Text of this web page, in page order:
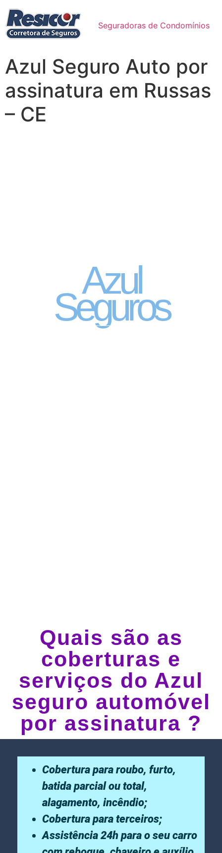
Seguradoras de Condomínios
Azul Seguro Auto por
assinatura em Russas
– CE
Azul
Seguros
Quais são as
coberturas e
serviços do Azul
seguro automóvel
por assinatura ?
Cobertura para roubo, furto,
batida parcial ou total,
alagamento, incêndio;
Cobertura para terceiros;
Assistência 24h para o seu carro